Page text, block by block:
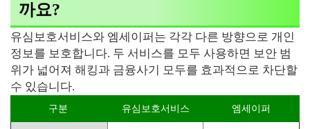
까요?
유심보호서비스와 엠세이퍼는 각각 다른 방향으로 개인
정보를 보호합니다. 두 서비스를 모두 사용하면 보안 범
위가 넓어져 해킹과 금융사기 모두를 효과적으로 차단할
수 있습니다.
구분 유심보호서비스 엠세이퍼